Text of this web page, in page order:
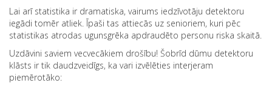
Lai arī statistika ir dramatiska, vairums iedzīvotāju detektoru
iegādi tomēr atliek. Īpaši tas attiecās uz senioriem, kuri pēc
statistikas atrodas ugunsgrēka apdraudēto personu riska skaitā.
Uzdāvini saviem vecvecākiem drošību! Šobrīd dūmu detektoru
klāsts ir tik daudzveidīgs, ka vari izvēlēties interjeram
piemērotāko: